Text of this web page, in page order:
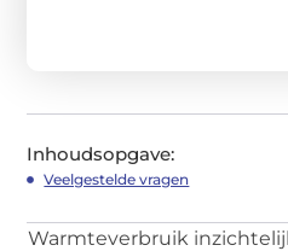
Inhoudsopgave:
Veelgestelde vragen
Warmteverbruik